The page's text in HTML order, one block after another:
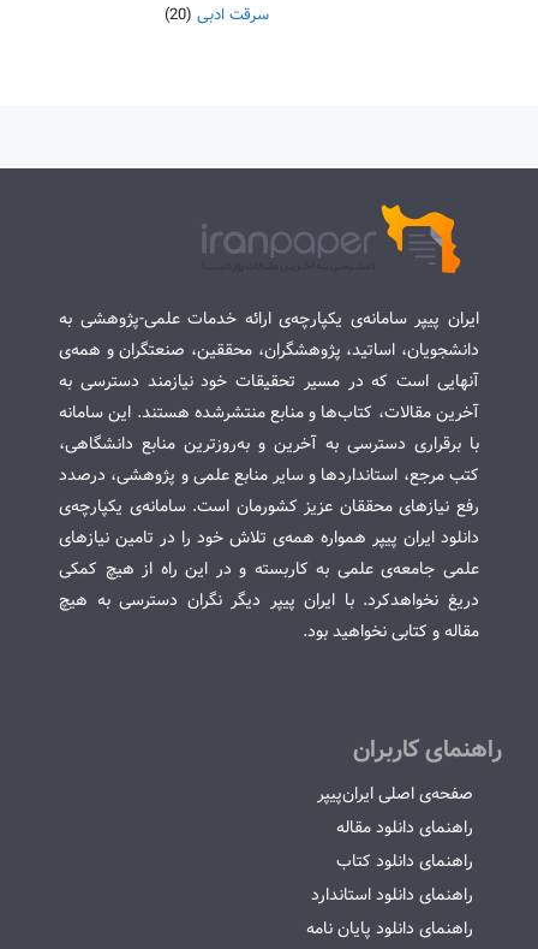
سرقت ادبی (20)
ایران پیپر سامانه‌ی یکپارچه‌ی ارائه خدمات علمی-پژوهشی به
دانشجویان، اساتید، پژوهشگران، محققین، صنعتگران و همه‌ی
آنهایی است که در مسیر تحقیقات خود نیازمند دسترسی به
آخرین مقالات، کتاب‌ها و منابع منتشرشده هستند. این سامانه
با برقراری دسترسی به آخرین و به‌روزترین منابع دانشگاهی،
کتب مرجع، استانداردها و سایر منابع علمی و پژوهشی، درصدد
رفع نیازهای محققان عزیز کشورمان است. سامانه‌ی یکپارچه‌ی
دانلود ایران پیپر همواره همه‌ی تلاش خود را در تامین نیازهای
علمی جامعه‌ی علمی به کاربسته و در این راه از هیچ کمکی
دریغ نخواهدکرد. با ایران پیپر دیگر نگران دسترسی به هیچ
مقاله و کتابی نخواهید بود.
راهنمای کاربران
صفحه‌ی اصلی ایران‌پیپر
راهنمای دانلود مقاله
راهنمای دانلود کتاب
راهنمای دانلود استاندارد
راهنمای دانلود پایان نامه